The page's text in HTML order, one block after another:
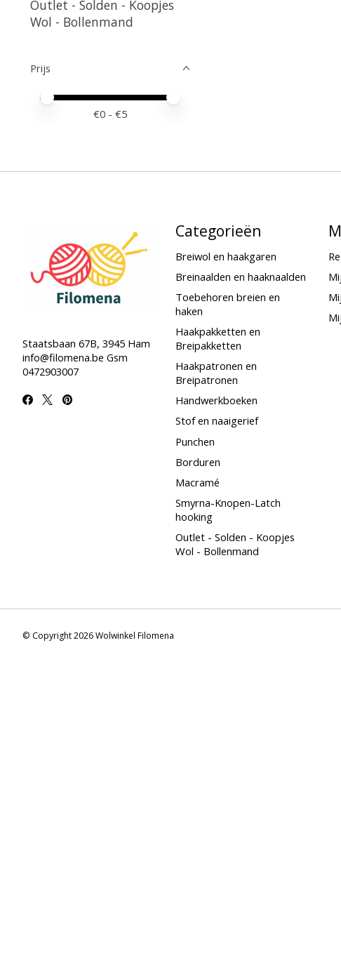
Outlet - Solden - Koopjes
Wol - Bollenmand
Prijs
Minimale prijswaarde
Price maximum value
€0 - €5
Staatsbaan 67B, 3945 Ham
info@filomena.be Gsm
0472903007
Categorieën
Breiwol en haakgaren
Breinaalden en haaknaalden
Toebehoren breien en
haken
Haakpakketten en
Breipakketten
Haakpatronen en
Breipatronen
Handwerkboeken
Stof en naaigerief
Punchen
Borduren
Macramé
Smyrna-Knopen-Latch
hooking
Outlet - Solden - Koopjes
Wol - Bollenmand
© Copyright 2026 Wolwinkel Filomena